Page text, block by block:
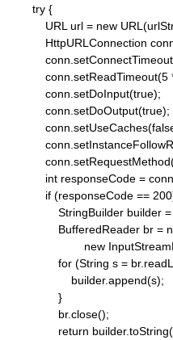
        try {
URL url = new
HttpURLConnection
conn.setReadTimeout(5
            conn.setDoInput(true);
            conn.setDoOutput(true);
int responseCode =
if (responseCode ==
StringBuilder
BufferedReader br
new
for (String s =
                    builder.append(s);
                }
                br.close();
return